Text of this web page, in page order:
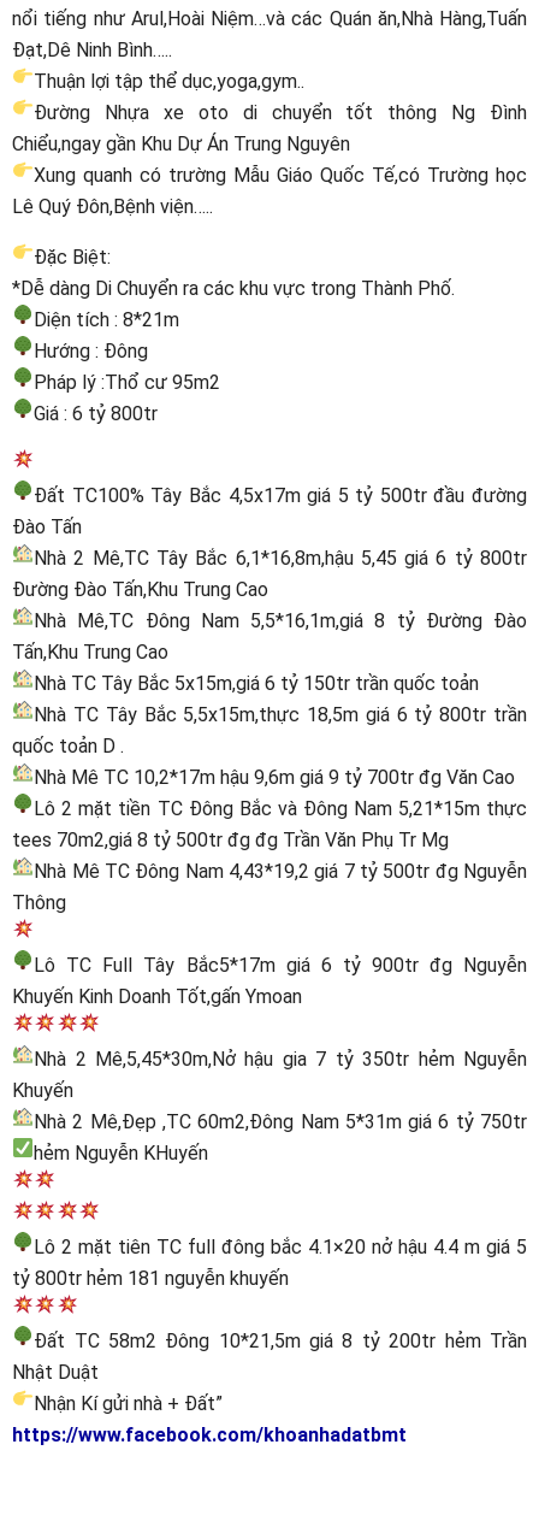
nổi tiếng như Arul,Hoài Niệm…và các Quán ăn,Nhà Hàng,Tuấn
Đạt,Dê Ninh Bình…..
Thuận lợi tập thể dục,yoga,gym..
Đường Nhựa xe oto di chuyển tốt thông Ng Đình
Chiểu,ngay gần Khu Dự Án Trung Nguyên
Xung quanh có trường Mẫu Giáo Quốc Tế,có Trường học
Lê Quý Đôn,Bệnh viện…..
Đặc Biệt:
*Dễ dàng Di Chuyển ra các khu vực trong Thành Phố.
Diện tích : 8*21m
Hướng : Đông
Pháp lý :Thổ cư 95m2
Giá : 6 tỷ 800tr
Đất TC100% Tây Bắc 4,5x17m giá 5 tỷ 500tr đầu đường
Đào Tấn
Nhà 2 Mê,TC Tây Bắc 6,1*16,8m,hậu 5,45 giá 6 tỷ 800tr
Đường Đào Tấn,Khu Trung Cao
Nhà Mê,TC Đông Nam 5,5*16,1m,giá 8 tỷ Đường Đào
Tấn,Khu Trung Cao
Nhà TC Tây Bắc 5x15m,giá 6 tỷ 150tr trần quốc toản
Nhà TC Tây Bắc 5,5x15m,thực 18,5m giá 6 tỷ 800tr trần
quốc toản D .
Nhà Mê TC 10,2*17m hậu 9,6m giá 9 tỷ 700tr đg Văn Cao
Lô 2 mặt tiền TC Đông Bắc và Đông Nam 5,21*15m thực
tees 70m2,giá 8 tỷ 500tr đg đg Trần Văn Phụ Tr Mg
Nhà Mê TC Đông Nam 4,43*19,2 giá 7 tỷ 500tr đg Nguyễn
Thông
Lô TC Full Tây Bắc5*17m giá 6 tỷ 900tr đg Nguyễn
Khuyến Kinh Doanh Tốt,gấn Ymoan
Nhà 2 Mê,5,45*30m,Nở hậu gia 7 tỷ 350tr hẻm Nguyễn
Khuyến
Nhà 2 Mê,Đẹp ,TC 60m2,Đông Nam 5*31m giá 6 tỷ 750tr
hẻm Nguyễn KHuyến
Lô 2 mặt tiên TC full đông bắc 4.1×20 nở hậu 4.4 m giá 5
tỷ 800tr hẻm 181 nguyễn khuyến
Đất TC 58m2 Đông 10*21,5m giá 8 tỷ 200tr hẻm Trần
Nhật Duật
Nhận Kí gửi nhà + Đất”
https://www.facebook.com/khoanhadatbmt